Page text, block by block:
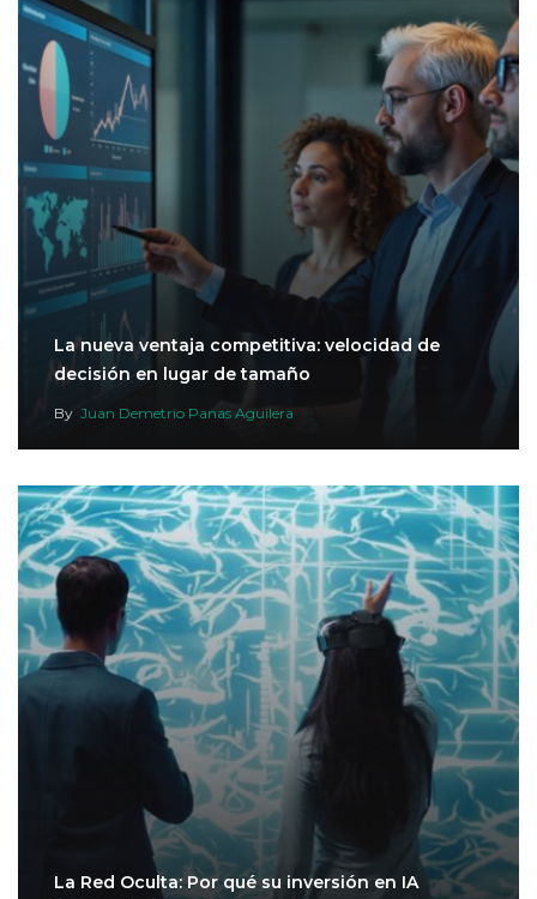
La nueva ventaja competitiva: velocidad de
decisión en lugar de tamaño
By Juan Demetrio Panas Aguilera
La Red Oculta: Por qué su inversión en IA